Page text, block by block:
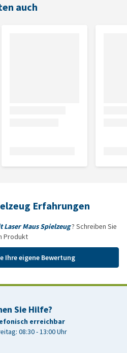
auch
Erfahrungen
Laser Maus Spielzeug? Schreiben Sie
Produkt
Ihre eigene Bewertung
Sie Hilfe?
erreichbar
08:30 - 13:00 Uhr